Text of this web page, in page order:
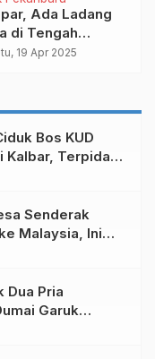
Ada Ladang
di Tengah
Pekanbaru
19 Apr 2025
Bos KUD
Kalbar, Terpidana
Senderak
Malaysia, Ini
Dua Pria
Garuk